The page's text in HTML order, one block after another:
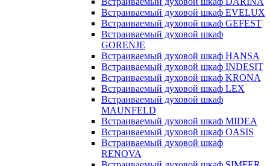
Встраиваемый духовой шкаф EVELUX
Встраиваемый духовой шкаф GEFEST
Встраиваемый духовой шкаф
GORENJE
Встраиваемый духовой шкаф HANSA
Встраиваемый духовой шкаф INDESIT
Встраиваемый духовой шкаф KRONA
Встраиваемый духовой шкаф LEX
Встраиваемый духовой шкаф
MAUNFELD
Встраиваемый духовой шкаф MIDEA
Встраиваемый духовой шкаф OASIS
Встраиваемый духовой шкаф
RENOVA